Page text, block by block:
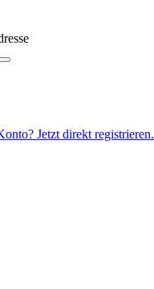
Jetzt direkt registrieren.